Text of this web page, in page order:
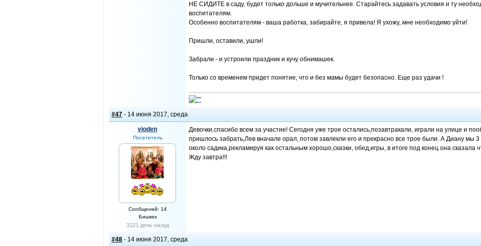
НЕ СИДИТЕ в саду, будет только дольше и мучительнее. Старайтесь задавать условия и ту
воспитателям.
Особенно воспитателям - ваша работка, забирайте, я привела! Я ухожу, мне необходимо уйти!
Пришли, оставили, ушли!
Забрали - и устроили праздник и кучу обнимашек.
Только со временем придет понятие, что и без мамы будет безопасно. Еще раз удачи !
#47 - 14 июня 2017, среда
vioden
Посетитель
Сообщений: 14
Бишкек
3221 день назад
Девочки,спасибо всем за участие! Сегодня уже трое остались,позавтракали, играли на улице и
пришлось забрать,Лев вначале орал, потом завлекли его и прекрасно все трое были. А Диану мы
около садика,рекламируя как остальным хорошо,сказки, обед,игры, в итоге под конец она сказала
Жду завтра!!!
#48 - 14 июня 2017, среда